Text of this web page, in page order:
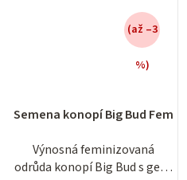
Semena konopí Big Bud Fem
Výnosná feminizovaná
odrůda konopí Big Bud s geny
(až –3
%)
produktu
3,1
z